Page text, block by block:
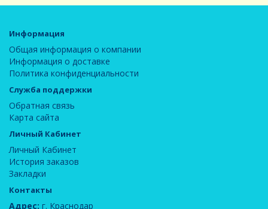
Информация
Общая информация о компании
Информация о доставке
Политика конфиденциальности
Служба поддержки
Обратная связь
Карта сайта
Личный Кабинет
Личный Кабинет
История заказов
Закладки
Контакты
Адрес: г. Краснодар